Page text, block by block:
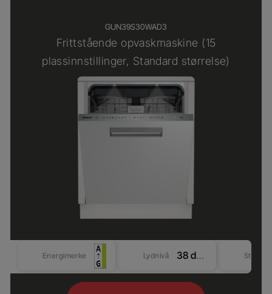
GUN39S30WAD3
Frittstående opvaskmaskine (15
plassinnstillinger, Standard størrelse)
Energimerke Lydnivå 38 dBA